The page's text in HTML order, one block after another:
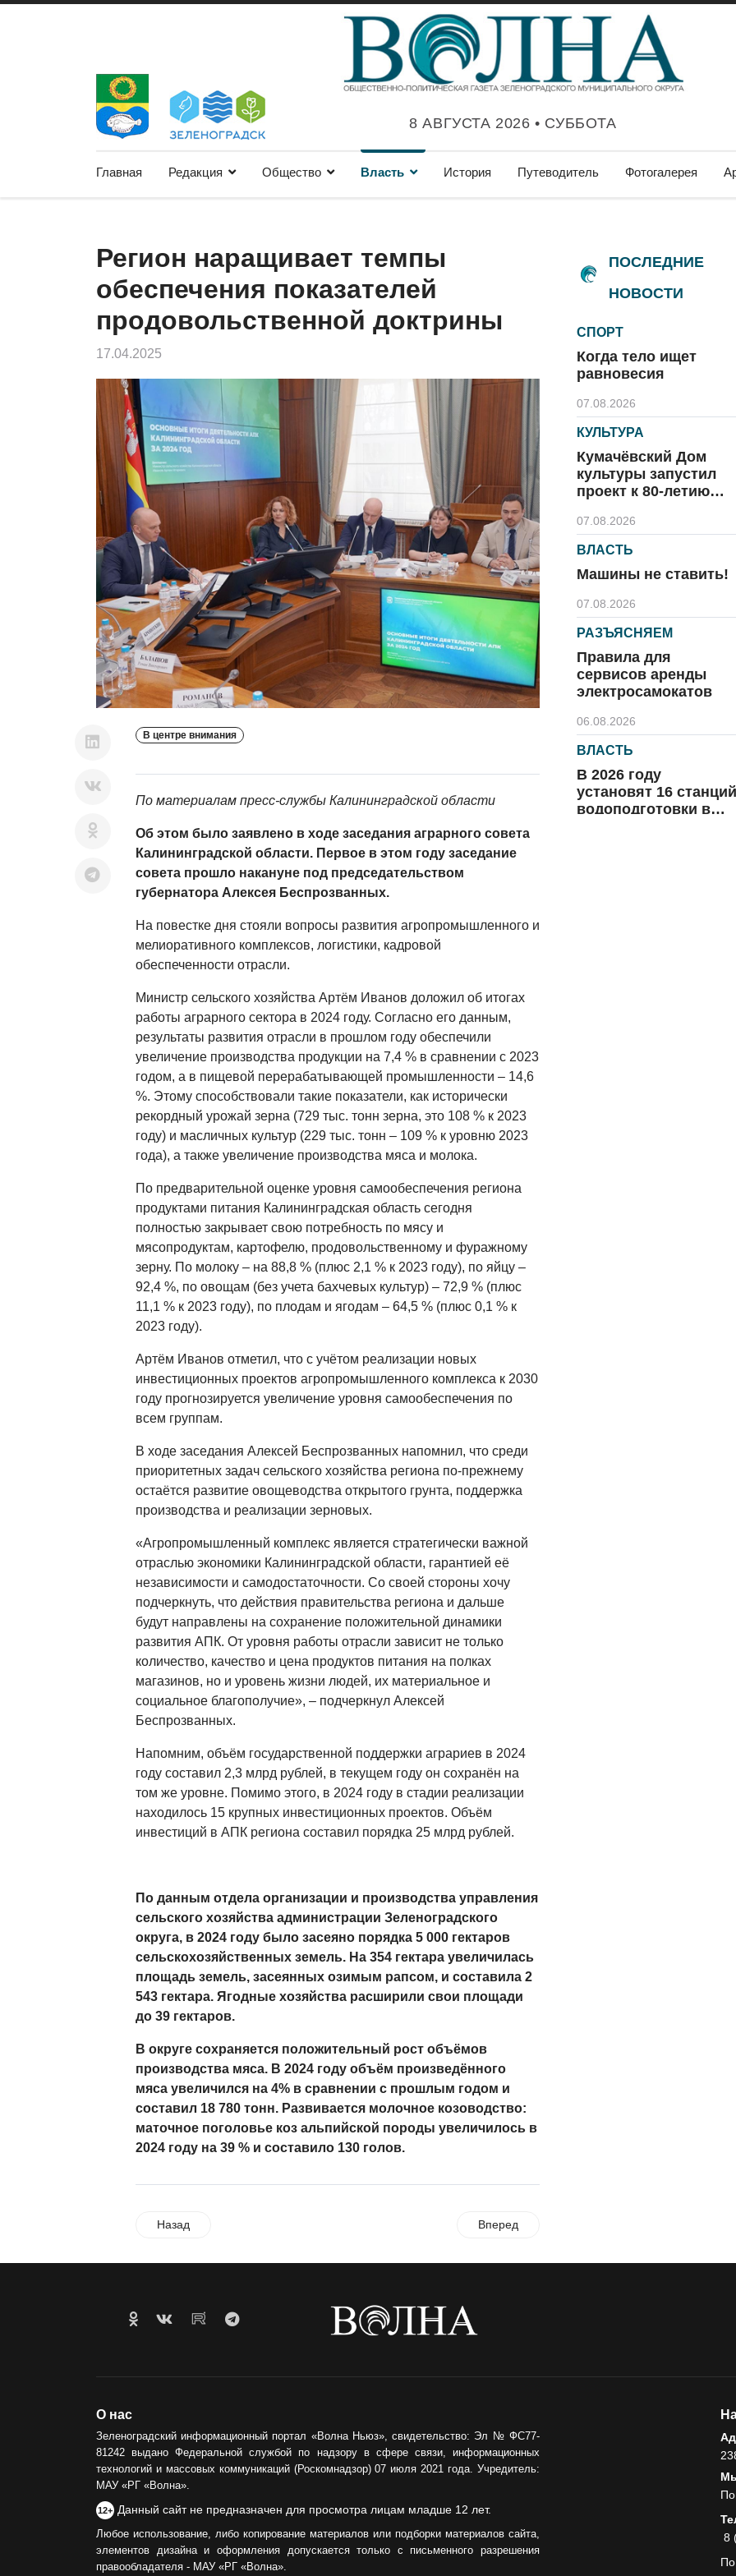
8 АВГУСТА 2026 • СУББОТА
Главная Редакция Общество Власть История Путеводитель Фотогалерея
Регион наращивает темпы
обеспечения показателей
продовольственной доктрины
17.04.2025
В центре внимания
По материалам пресс-службы Калининградской области
Об этом было заявлено в ходе заседания аграрного совета
Калининградской области. Первое в этом году заседание
совета прошло накануне под председательством
губернатора Алексея Беспрозванных.
На повестке дня стояли вопросы развития агропромышленного и
мелиоративного комплексов, логистики, кадровой
обеспеченности отрасли.
Министр сельского хозяйства Артём Иванов доложил об итогах
работы аграрного сектора в 2024 году. Согласно его данным,
результаты развития отрасли в прошлом году обеспечили
увеличение производства продукции на 7,4 % в сравнении с 2023
годом, а в пищевой перерабатывающей промышленности – 14,6
%. Этому способствовали такие показатели, как исторически
рекордный урожай зерна (729 тыс. тонн зерна, это 108 % к 2023
году) и масличных культур (229 тыс. тонн – 109 % к уровню 2023
года), а также увеличение производства мяса и молока.
По предварительной оценке уровня самообеспечения региона
продуктами питания Калининградская область сегодня
полностью закрывает свою потребность по мясу и
мясопродуктам, картофелю, продовольственному и фуражному
зерну. По молоку – на 88,8 % (плюс 2,1 % к 2023 году), по яйцу –
92,4 %, по овощам (без учета бахчевых культур) – 72,9 % (плюс
11,1 % к 2023 году), по плодам и ягодам – 64,5 % (плюс 0,1 % к
2023 году).
Артём Иванов отметил, что с учётом реализации новых
инвестиционных проектов агропромышленного комплекса к 2030
году прогнозируется увеличение уровня самообеспечения по
всем группам.
В ходе заседания Алексей Беспрозванных напомнил, что среди
приоритетных задач сельского хозяйства региона по-прежнему
остаётся развитие овощеводства открытого грунта, поддержка
производства и реализации зерновых.
«Агропромышленный комплекс является стратегически важной
отраслью экономики Калининградской области, гарантией её
независимости и самодостаточности. Со своей стороны хочу
подчеркнуть, что действия правительства региона и дальше
будут направлены на сохранение положительной динамики
развития АПК. От уровня работы отрасли зависит не только
количество, качество и цена продуктов питания на полках
магазинов, но и уровень жизни людей, их материальное и
социальное благополучие», – подчеркнул Алексей
Беспрозванных.
Напомним, объём государственной поддержки аграриев в 2024
году составил 2,3 млрд рублей, в текущем году он сохранён на
том же уровне. Помимо этого, в 2024 году в стадии реализации
находилось 15 крупных инвестиционных проектов. Объём
инвестиций в АПК региона составил порядка 25 млрд рублей.
По данным отдела организации и производства управления
сельского хозяйства администрации Зеленоградского
округа, в 2024 году было засеяно порядка 5 000 гектаров
сельскохозяйственных земель. На 354 гектара увеличилась
площадь земель, засеянных озимым рапсом, и составила 2
543 гектара. Ягодные хозяйства расширили свои площади
до 39 гектаров.
В округе сохраняется положительный рост объёмов
производства мяса. В 2024 году объём произведённого
мяса увеличился на 4% в сравнении с прошлым годом и
составил 18 780 тонн. Развивается молочное козоводство:
маточное поголовье коз альпийской породы увеличилось в
2024 году на 39 % и составило 130 голов.
Назад Вперед
ПОСЛЕДНИЕ
НОВОСТИ
СПОРТ
Когда тело ищет
равновесия
07.08.2026
КУЛЬТУРА
Кумачёвский Дом
культуры запустил
проект к 80-летию
07.08.2026
ВЛАСТЬ
Машины не ставить!
07.08.2026
РАЗЪЯСНЯЕМ
Правила для
сервисов аренды
электросамокатов
06.08.2026
ВЛАСТЬ
В 2026 году
установят 16 станций
водоподготовки в
О нас
Зеленоградский информационный портал «Волна Ньюз», свидетельство: Эл № ФС77-
81242 выдано Федеральной службой по надзору в сфере связи, информационных
технологий и массовых коммуникаций (Роскомнадзор) 07 июля 2021 года. Учредитель:
МАУ «РГ «Волна».
12+ Данный сайт не предназначен для просмотра лицам младше 12 лет.
Любое использование, либо копирование материалов или подборки материалов сайта,
элементов дизайна и оформления допускается только с письменного разрешения
правообладателя - МАУ «РГ «Волна».
8